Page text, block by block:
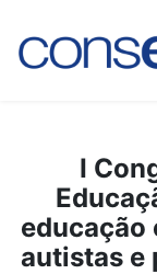
I
educação
autistas e